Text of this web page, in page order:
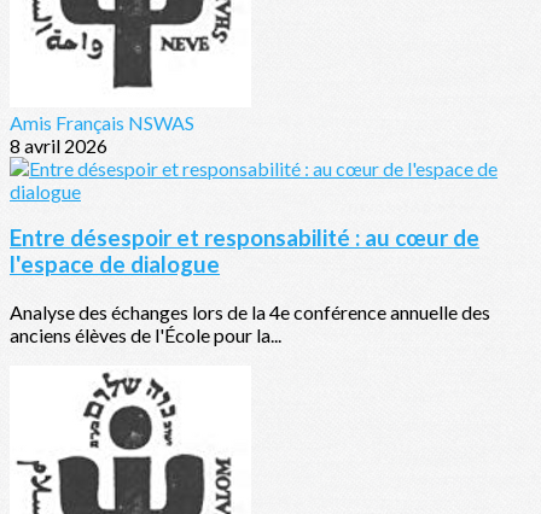
Amis Français NSWAS
8 avril 2026
Entre désespoir et responsabilité : au cœur de
l'espace de dialogue
Analyse des échanges lors de la 4e conférence annuelle des
anciens élèves de l'École pour la...